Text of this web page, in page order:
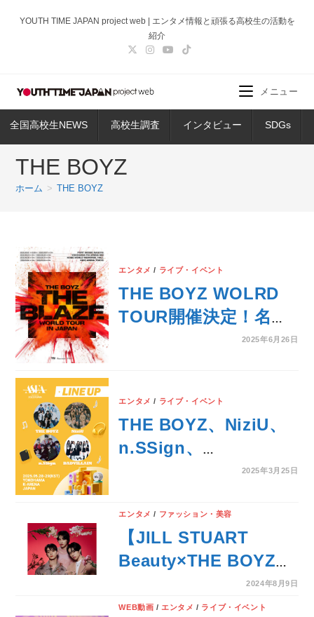
ス
ッ
YOUTH TIME JAPAN project web | エンタメ情報と頑張る高校生の活動を
紹介
全国高校生NEWS 高校生調査 インタビュー SDGs
メニュー
THE BOYZ
ホーム > THE BOYZ
エンタメ / ライブ・イベント
THE BOYZ WOLRD
TOUR開催決定！名古
屋・横浜・神戸・東京
アー
2025年6月26日
エンタメ / ライブ・イベント
THE BOYZ、NiziU、
n.SSign、
BADVILLAIN、第2回
Presented by
ZOZOTOWN」出演
2025年3月25日
エンタメ / ファッション・美容
【JILL STUART
Beauty×THE BOYZ】
韓国発ボーイズグルー
プ”THE BOYZ”が、秋
2024年8月9日
WEB動画 / エンタメ / ライブ・イベント